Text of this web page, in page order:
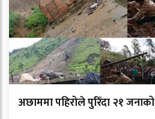
अछाममा पहिरोले पुरिँदा २१